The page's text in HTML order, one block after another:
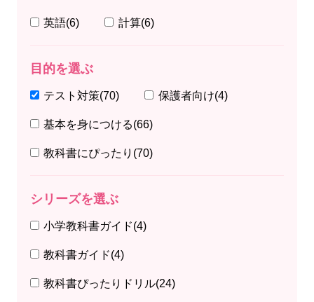
英語(6) 計算(6)
目的を選ぶ
テスト対策(70) 保護者向け(4)
基本を身につける(66)
教科書にぴったり (70)
シリーズを選ぶ
小学教科書ガイド(4)
教科書ガイド(4)
教科書ぴったりドリル(24)